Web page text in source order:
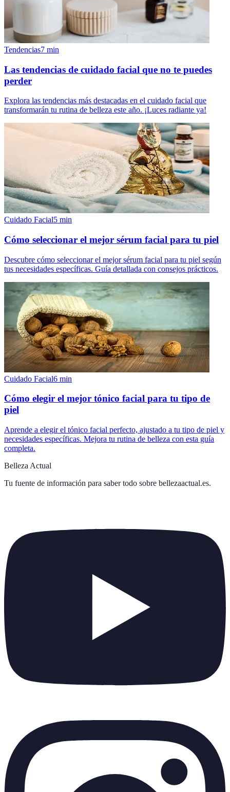
Tendencias7 min
Las tendencias de cuidado facial que no te puedes
perder
Explora las tendencias más destacadas en el cuidado facial que
transformarán tu rutina de belleza este año. ¡Luces radiante ya!
Cuidado Facial5 min
Cómo seleccionar el mejor sérum facial para tu piel
Descubre cómo seleccionar el mejor sérum facial para tu piel según
tus necesidades específicas. Guía detallada con consejos prácticos.
Cuidado Facial6 min
Cómo elegir el mejor tónico facial para tu tipo de
piel
Aprende a elegir el tónico facial perfecto, ajustado a tu tipo de piel y
necesidades específicas. Mejora tu rutina de belleza con esta guía
completa.
Belleza Actual
Tu fuente de información para saber todo sobre bellezaactual.es.